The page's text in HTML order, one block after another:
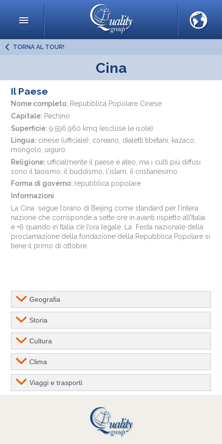
TORNA AL TOUR!
Cina
Il Paese
Nome completo: Repubblica Popolare Cinese
Capitale: Pechino
Superficie:9.596.960 kmq (escluse le isole)
Lingua: cinese (ufficiale), coreano, dialetti tibetani, kazaco,
mongolo, uiguro.
Religione: ufficialmente il paese è ateo, ma i culti più diffusi
sono il taoismo, il buddismo, l'islam, il cristianesimo.
Forma di governo: repubblica popolare
Informazioni
La Cina segue l’orario di Beijing come standard per l’intera
nazione che corrisponde a sette ore in avanti rispetto all’Italia
e +6 quando in Italia c’è l’ora legale. La Festa nazionale della
proclamazione della fondazione della Repubblica Popolare si
tiene il primo di ottobre.
Geografia
Storia
Cultura
Clima
Viaggi e trasporti